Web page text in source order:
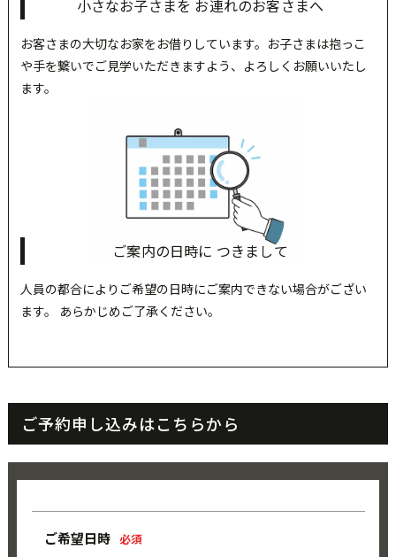
小さなお子さまを お連れのお客さまへ
お客さまの大切なお家をお借りしています。お子さまは抱っこ
や手を繋いでご見学いただきますよう、よろしくお願いいたし
ます。
ご案内の日時に つきまして
人員の都合によりご希望の日時にご案内できない場合がござい
ます。 あらかじめご了承ください。
ご予約申し込みはこちらから
ご希望日時 必須